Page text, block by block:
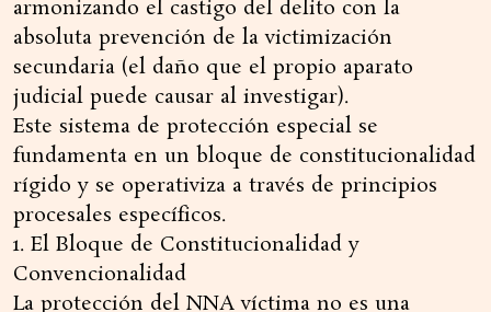
armonizando el castigo del delito con la
absoluta prevención de la victimización
secundaria (el daño que el propio aparato
judicial puede causar al investigar).
Este sistema de protección especial se
fundamenta en un bloque de constitucionalidad
rígido y se operativiza a través de principios
procesales específicos.
1. El Bloque de Constitucionalidad y
Convencionalidad
La protección del NNA víctima no es una